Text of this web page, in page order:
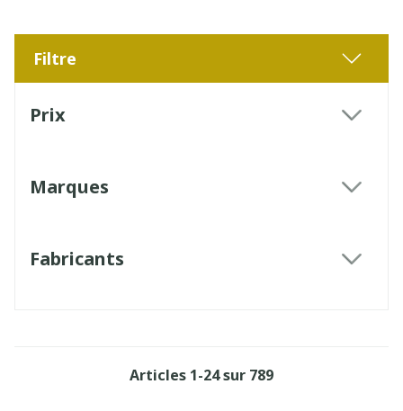
Filtre
Prix
Marques
Fabricants
Articles 1-24sur 789